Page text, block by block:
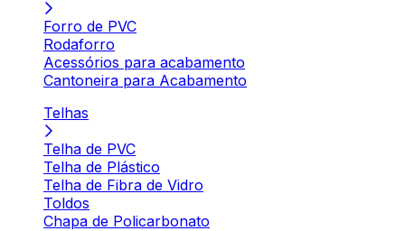
Forro de PVC
Rodaforro
Acessórios para acabamento
Cantoneira para Acabamento
Telhas
Telha de PVC
Telha de Plástico
Telha de Fibra de Vidro
Toldos
Chapa de Policarbonato